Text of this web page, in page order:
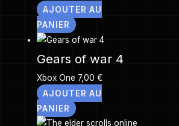
AJOUTER AU
PANIER
Gears of war 4
Xbox One 7,00€
AJOUTER AU
PANIER